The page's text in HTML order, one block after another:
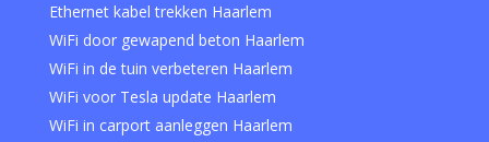
Ethernet kabel trekken Haarlem
WiFi door gewapend beton Haarlem
WiFi in de tuin verbeteren Haarlem
WiFi voor Tesla update Haarlem
WiFi in carport aanleggen Haarlem